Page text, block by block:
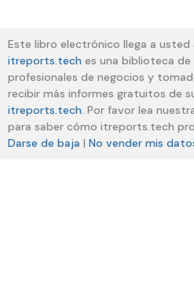
Este libro electrónico llega a usted
itreports.tech es una biblioteca
profesionales de negocios y
recibir más informes gratuitos de
itreports.tech. Por favor lea
para saber cómo itreports.tech
Darse de baja | No vender mis